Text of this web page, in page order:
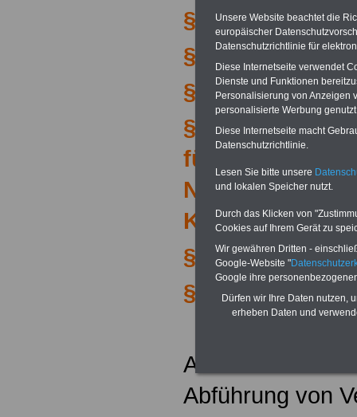
§ 3 Begriffe
§ 4
§ 5
§ 6 Entgelt
für ärztliche
§ 7 Verzicht
§ 8
Abschnitt 3
Abführung von
Unsere Website beachtet die
europäischer
Datenschutzrichtlinie für
Diese Internetseite verwendet
Dienste und Funktionen
Personalisierung von Anzeigen
personalisierte Werbung
Diese Internetseite macht
Datenschutzrichtlinie.
Lesen Sie bitte unsere
und lokalen Speicher nutzt.
Durch das Klicken von
Cookies auf Ihrem Gerät zu
Wir gewähren Dritten -
Google-Website "
Google ihre
Dürfen wir Ihre Daten nutzen,
erheben Daten und